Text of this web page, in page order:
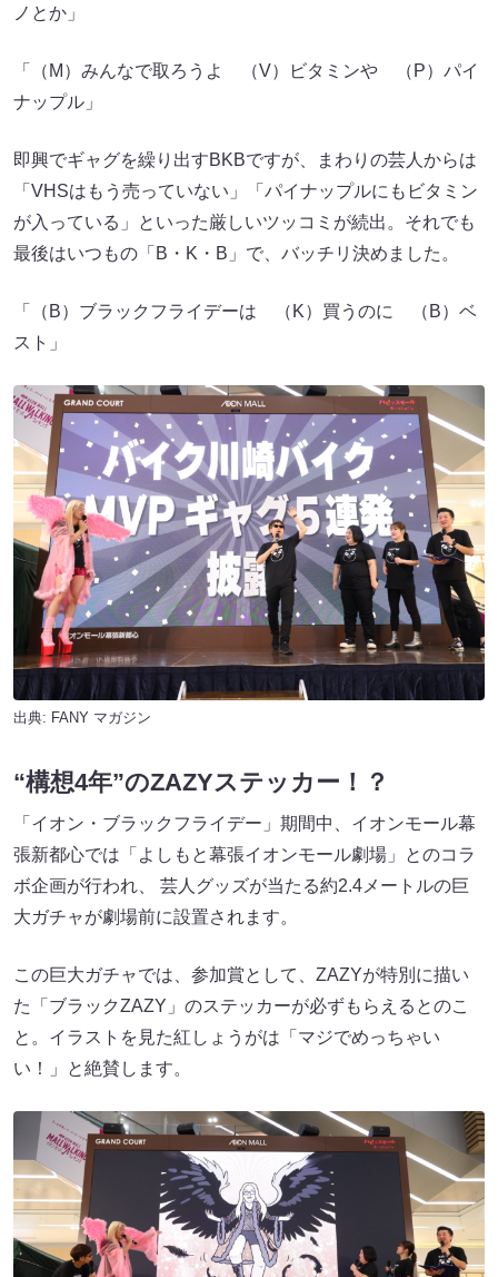
ノとか」
「（M）みんなで取ろうよ （V）ビタミンや （P）パイ
ナップル」
即興でギャグを繰り出すBKBですが、まわりの芸人からは
「VHSはもう売っていない」「パイナップルにもビタミン
が入っている」といった厳しいツッコミが続出。それでも
最後はいつもの「B・K・B」で、バッチリ決めました。
「（B）ブラックフライデーは （K）買うのに （B）ベ
スト」
出典: FANY マガジン
“構想4年”のZAZYステッカー！？
「イオン・ブラックフライデー」期間中、イオンモール幕
張新都心では「よしもと幕張イオンモール劇場」とのコラ
ボ企画が行われ、 芸人グッズが当たる約2.4メートルの巨
大ガチャが劇場前に設置されます。
この巨大ガチャでは、参加賞として、ZAZYが特別に描い
た「ブラックZAZY」のステッカーが必ずもらえるとのこ
と。イラストを見た紅しょうがは「マジでめっちゃい
い！」と絶賛します。